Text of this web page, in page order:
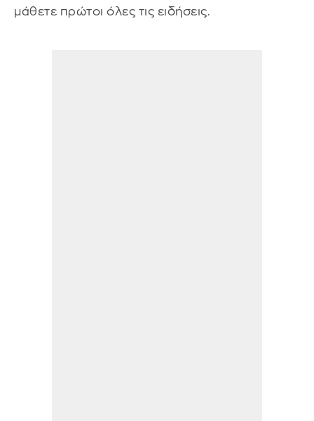
μάθετε πρώτοι όλες τις ειδήσεις.